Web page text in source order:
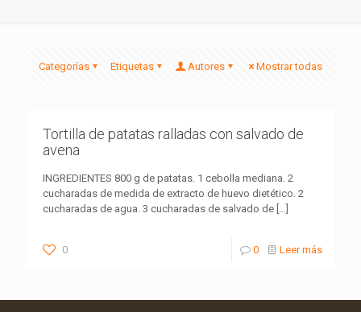
Categorías Etiquetas Autores Mostrar todas
Tortilla de patatas ralladas con salvado de
avena
INGREDIENTES 800 g de patatas. 1 cebolla mediana. 2
cucharadas de medida de extracto de huevo dietético. 2
cucharadas de agua. 3 cucharadas de salvado de […]
0 0 Leer más